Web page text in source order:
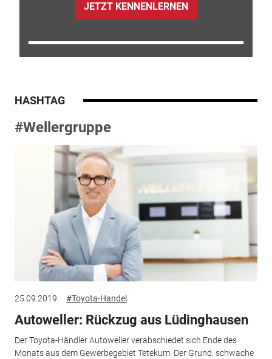
JETZT KENNENLERNEN
HASHTAG
#Wellergruppe
25.09.2019 #Toyota-Handel
Autoweller: Rückzug aus Lüdinghausen
Der Toyota-Händler Autoweller verabschiedet sich Ende des
Monats aus dem Gewerbegebiet Tetekum. Der Grund: schwache